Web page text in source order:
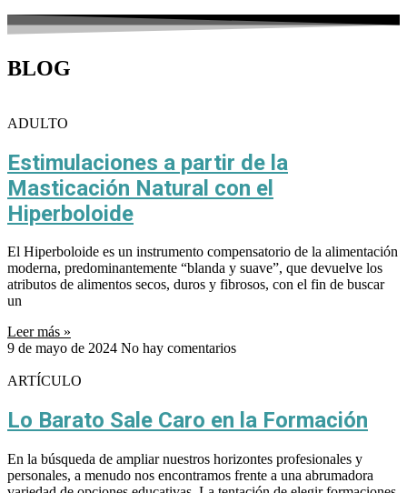
BLOG
ADULTO
Estimulaciones a partir de la
Masticación Natural con el
Hiperboloide
El Hiperboloide es un instrumento compensatorio de la alimentación
moderna, predominantemente “blanda y suave”, que devuelve los
atributos de alimentos secos, duros y fibrosos, con el fin de buscar
un
Leer más »
9 de mayo de 2024 No hay comentarios
ARTÍCULO
Lo Barato Sale Caro en la Formación
En la búsqueda de ampliar nuestros horizontes profesionales y
personales, a menudo nos encontramos frente a una abrumadora